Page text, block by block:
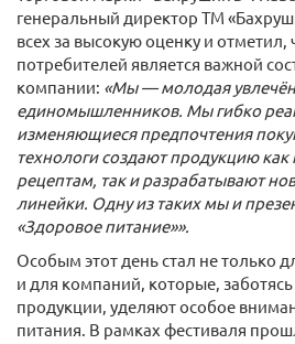
генеральный директор ТМ
всех за высокую оценку и отметил,
потребителей является важной
компании: «Мы — молодая
единомышленников. Мы гибко
изменяющиеся предпочтения
технологи создают продукцию
рецептам, так и разрабатывают
линейки. Одну из таких мы и
«Здоровое питание»».
Особым этот день стал не только
и для компаний, которые, заботясь
продукции, уделяют особое
питания. В рамках фестиваля